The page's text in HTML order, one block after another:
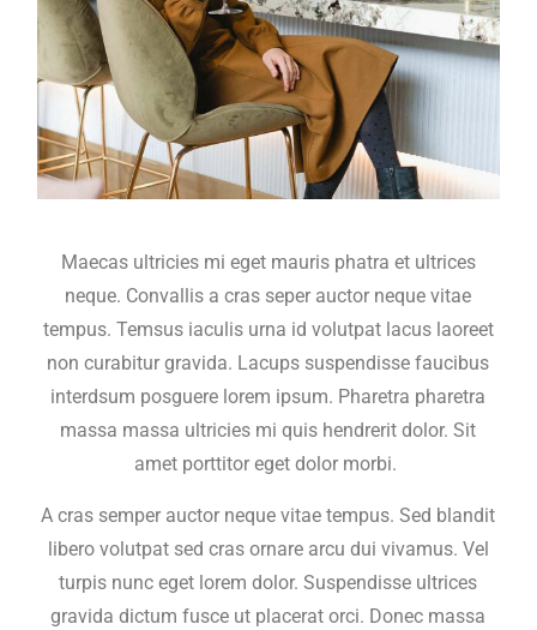
Maecas ultricies mi eget mauris phatra et ultrices
neque. Convallis a cras seper auctor neque vitae
tempus. Temsus iaculis urna id volutpat lacus laoreet
non curabitur gravida. Lacups suspendisse faucibus
interdsum posguere lorem ipsum. Pharetra pharetra
massa massa ultricies mi quis hendrerit dolor. Sit
amet porttitor eget dolor morbi.
A cras semper auctor neque vitae tempus. Sed blandit
libero volutpat sed cras ornare arcu dui vivamus. Vel
turpis nunc eget lorem dolor. Suspendisse ultrices
gravida dictum fusce ut placerat orci. Donec massa